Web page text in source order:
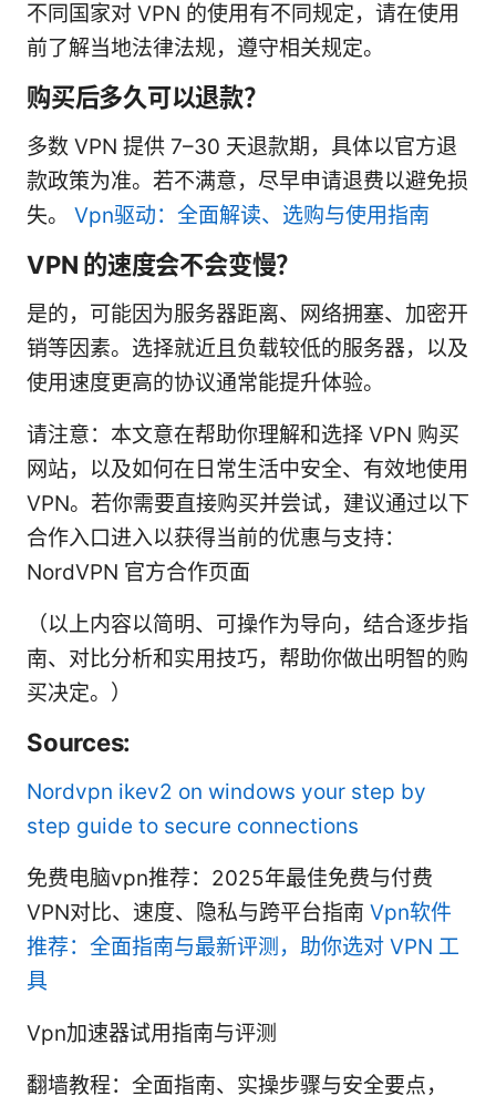
不同国家对 VPN 的使用有不同规定，请在使用
前了解当地法律法规，遵守相关规定。
购买后多久可以退款？
多数 VPN 提供 7–30 天退款期，具体以官方退
款政策为准。若不满意，尽早申请退费以避免损
失。 Vpn驱动：全面解读、选购与使用指南
VPN 的速度会不会变慢？
是的，可能因为服务器距离、网络拥塞、加密开
销等因素。选择就近且负载较低的服务器，以及
使用速度更高的协议通常能提升体验。
请注意：本文意在帮助你理解和选择 VPN 购买
网站，以及如何在日常生活中安全、有效地使用
VPN。若你需要直接购买并尝试，建议通过以下
合作入口进入以获得当前的优惠与支持：
NordVPN 官方合作页面
（以上内容以简明、可操作为导向，结合逐步指
南、对比分析和实用技巧，帮助你做出明智的购
买决定。）
Sources:
Nordvpn ikev2 on windows your step by
step guide to secure connections
免费电脑vpn推荐：2025年最佳免费与付费
VPN对比、速度、隐私与跨平台指南 Vpn软件
推荐：全面指南与最新评测，助你选对 VPN 工
具
Vpn加速器试用指南与评测
翻墙教程：全面指南、实操步骤与安全要点，